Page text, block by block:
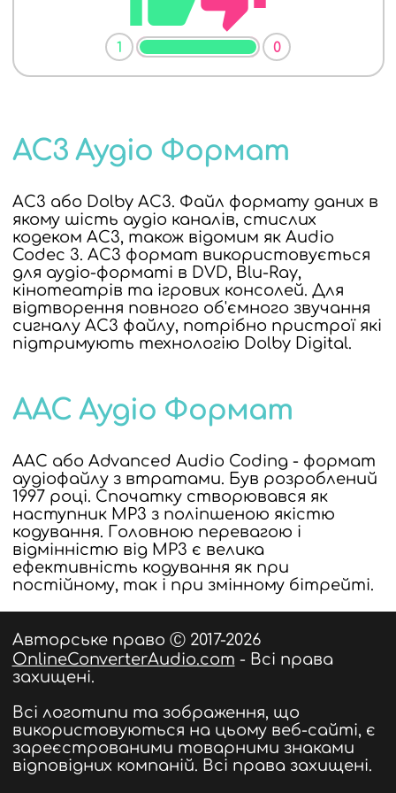
1 0
AC3 Аудіо Формат
AC3 або Dolby AC3. Файл формату даних в
якому шість аудіо каналів, стислих
кодеком AC3, також відомим як Audio
Codec 3. AC3 формат використовується
для аудіо-форматі в DVD, Blu-Ray,
кінотеатрів та ігрових консолей. Для
відтворення повного об'ємного звучання
сигналу AC3 файлу, потрібно пристрої які
підтримують технологію Dolby Digital.
AAC Аудіо Формат
AAC або Advanced Audio Coding - формат
аудіофайлу з втратами. Був розроблений
1997 році. Спочатку створювався як
наступник MP3 з поліпшеною якістю
кодування. Головною перевагою і
відмінністю від MP3 є велика
ефективність кодування як при
постійному, так і при змінному бітрейті.
Авторське право Ⓒ 2017-2026
OnlineConverterAudio.com - Всі права
захищені.
Всі логотипи та зображення, що
використовуються на цьому веб-сайті, є
зареєстрованими товарними знаками
відповідних компаній. Всі права захищені.